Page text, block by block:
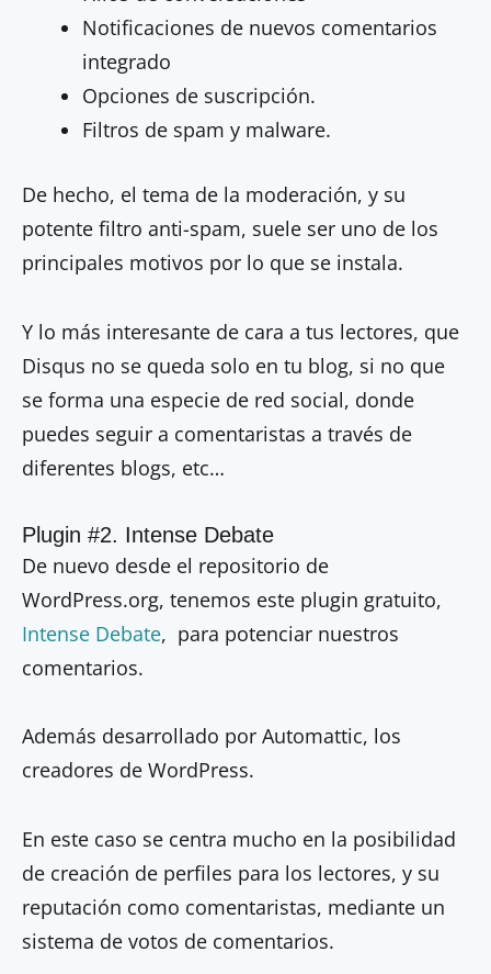
Notificaciones de nuevos comentarios
integrado
Opciones de suscripción.
Filtros de spam y malware.
De hecho, el tema de la moderación, y su
potente filtro anti-spam, suele ser uno de los
principales motivos por lo que se instala.
Y lo más interesante de cara a tus lectores, que
Disqus no se queda solo en tu blog, si no que
se forma una especie de red social, donde
puedes seguir a comentaristas a través de
diferentes blogs, etc…
Plugin #2. Intense Debate
De nuevo desde el repositorio de
WordPress.org, tenemos este plugin gratuito,
Intense Debate, para potenciar nuestros
comentarios.
Además desarrollado por Automattic, los
creadores de WordPress.
En este caso se centra mucho en la posibilidad
de creación de perfiles para los lectores, y su
reputación como comentaristas, mediante un
sistema de votos de comentarios.